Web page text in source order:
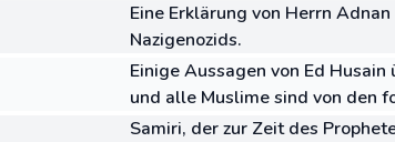
Eine Erklärung von Herrn
Nazigenozids.
Einige Aussagen von Ed
und alle Muslime sind von den
Samiri, der zur Zeit des